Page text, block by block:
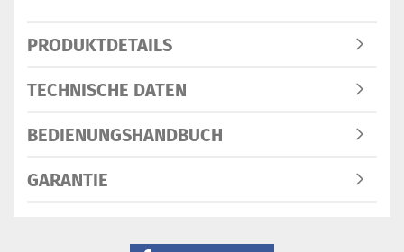
PRODUKTDETAILS
TECHNISCHE DATEN
BEDIENUNGSHANDBUCH
GARANTIE